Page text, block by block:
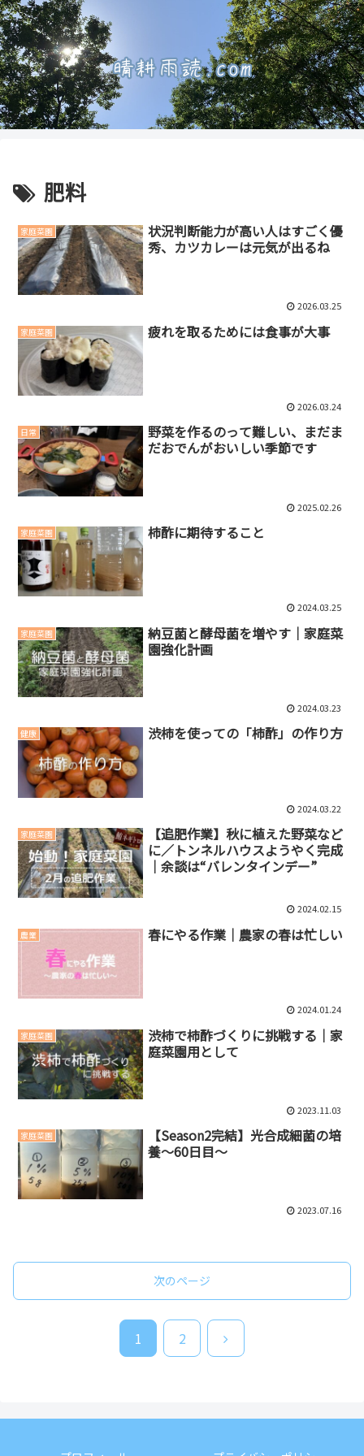
肥料
家庭菜園
状況判断能力が高い人はすごく優
秀、カツカレーは元気が出るね
2026.03.25
家庭菜園 疲れを取るためには食事が大事
2026.03.24
日常
野菜を作るのって難しい、まだま
だおでんがおいしい季節です
2025.02.26
家庭菜園 柿酢に期待すること
2024.03.25
家庭菜園
納豆菌と酵母菌を増やす｜家庭菜
園強化計画
2024.03.23
健康 渋柿を使っての「柿酢」の作り方
2024.03.22
家庭菜園
【追肥作業】秋に植えた野菜など
に／トンネルハウスようやく完成
｜余談は“バレンタインデー”
2024.02.15
農業 春にやる作業｜農家の春は忙しい
2024.01.24
家庭菜園
渋柿で柿酢づくりに挑戦する｜家
庭菜園用として
2023.11.03
家庭菜園
【Season2完結】光合成細菌の培
養～60日目～
2023.07.16
次のページ
1 2
次